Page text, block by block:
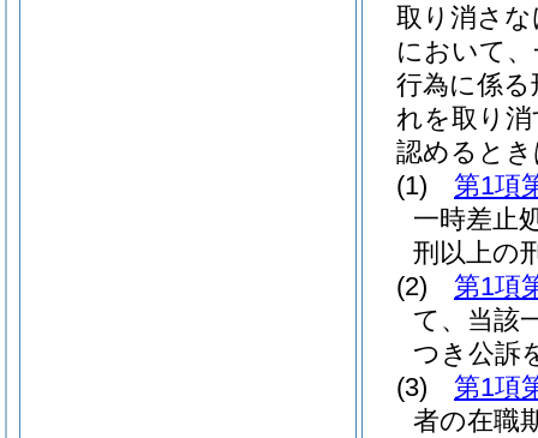
取り消さ
において
行為に係
れを取り
認めると
(1)
第1項
一時差止
刑以上の
(2)
第1項
て、当該
つき公訴
(3)
第1項
者の在職